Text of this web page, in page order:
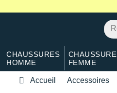
CHAUSSURES
HOMME
FEMME
Accueil Accessoires